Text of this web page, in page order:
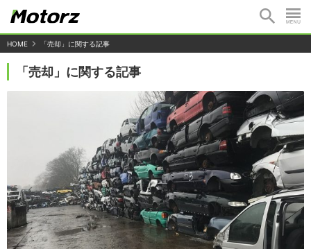
HOME 「売却」に関する記事
「売却」に関する記事